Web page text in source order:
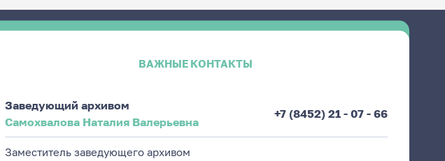
ВАЖНЫЕ КОНТАКТЫ
Заведующий архивом
Самохвалова Наталия Валерьевна
+7 (8452) 21 - 07 - 66
Заместитель заведующего архивом